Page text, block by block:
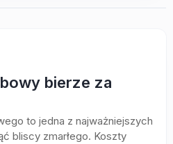
bierze za
to jedna z najważniejszych
bliscy zmarłego. Koszty